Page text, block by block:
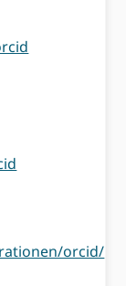
orcid/